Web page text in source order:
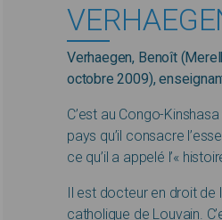
Verhaegen, Benoît
octobre 2009),
C’est au Congo-
pays qu’il consacre
ce qu’il a appelé l’«
Il est docteur en droit de
catholique de Louvain.